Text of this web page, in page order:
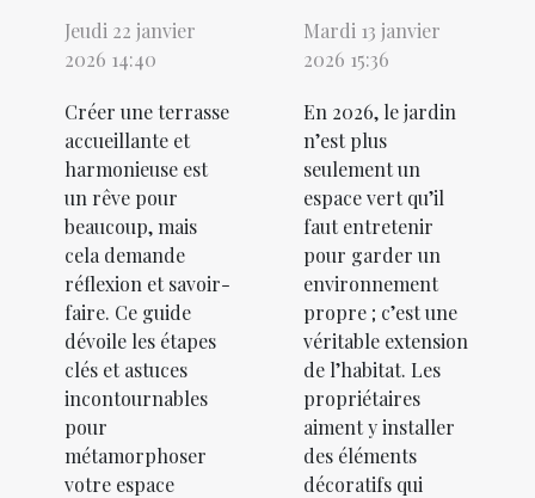
Jeudi 22 janvier
2026 14:40
Créer une terrasse
accueillante et
harmonieuse est
un rêve pour
beaucoup, mais
cela demande
réflexion et savoir-
faire. Ce guide
dévoile les étapes
clés et astuces
incontournables
pour
métamorphoser
votre espace
Mardi 13 janvier
2026 15:36
En 2026, le jardin
n’est plus
seulement un
espace vert qu’il
faut entretenir
pour garder un
environnement
propre ; c’est une
véritable extension
de l’habitat. Les
propriétaires
aiment y installer
des éléments
décoratifs qui